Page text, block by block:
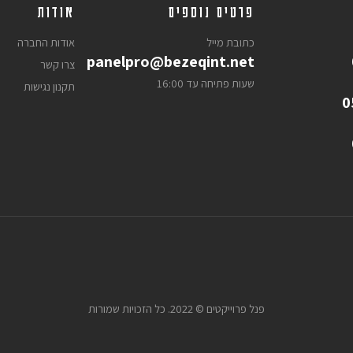
פרטים נוספים
כתובת מייל
panelpro@bezeqint.net
שעות פתיחה עד 16:00
אודות
אודות החברה
צרו קשר
תקנון נגישות
פנל פרוייקטים © 2022. כל הזכויות שמורות